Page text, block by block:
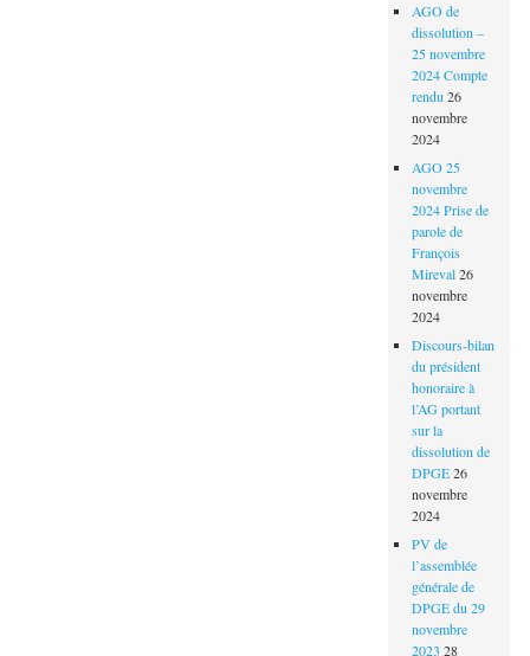
AGO de
dissolution –
25 novembre
2024 Compte
rendu 26
novembre
2024
AGO 25
novembre
2024 Prise de
parole de
François
Mireval 26
novembre
2024
Discours-bilan
du président
honoraire à
l’AG portant
sur la
dissolution de
DPGE 26
novembre
2024
PV de
l’assemblée
générale de
DPGE du 29
novembre
2023 28